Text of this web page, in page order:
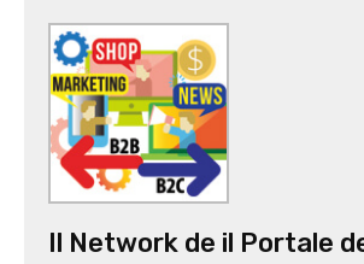
Il Network de il Portale